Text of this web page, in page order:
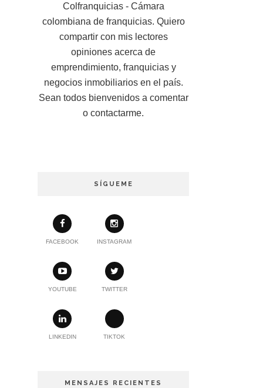
Colfranquicias - Cámara
colombiana de franquicias. Quiero
compartir con mis lectores
opiniones acerca de
emprendimiento, franquicias y
negocios inmobiliarios en el país.
Sean todos bienvenidos a comentar
o contactarme.
SÍGUEME
FACEBOOK INSTAGRAM
YOUTUBE TWITTER
LINKEDIN TIKTOK
MENSAJES RECIENTES